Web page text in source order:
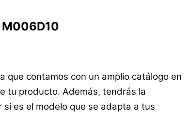
M006D10
que contamos con un amplio catálogo en
tu producto. Además, tendrás la
es el modelo que se adapta a tus